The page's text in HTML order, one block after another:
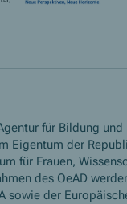
für Bildung
Eigentum der
für Frauen,
des OeAD
sowie der